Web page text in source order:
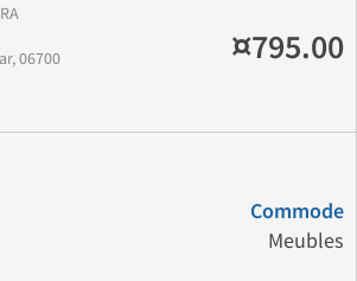
06700
¤795.00
Commode
Meubles